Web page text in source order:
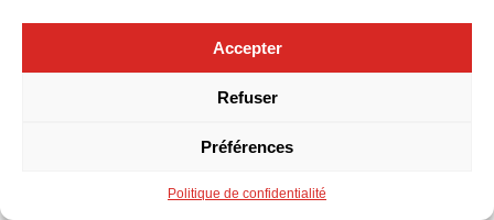
Accepter
Refuser
Préférences
Politique de confidentialité